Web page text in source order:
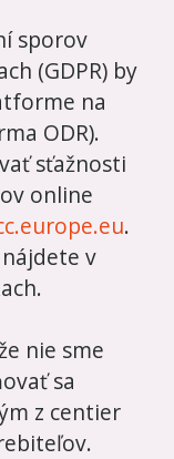
sporov
(GDPR) by
na
ODR).
sťažnosti
online
.
v
nie sme
sa
z centier